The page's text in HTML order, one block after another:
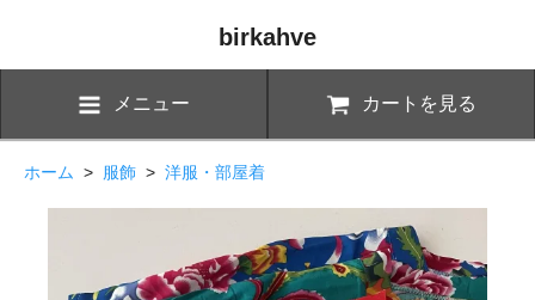
birkahve
メニュー カートを見る
ホーム > 服飾 > 洋服・部屋着